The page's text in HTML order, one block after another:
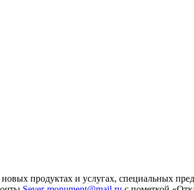
продуктах и услугах, специальных